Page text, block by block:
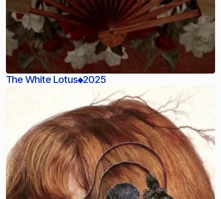
The White Lotus◆2025